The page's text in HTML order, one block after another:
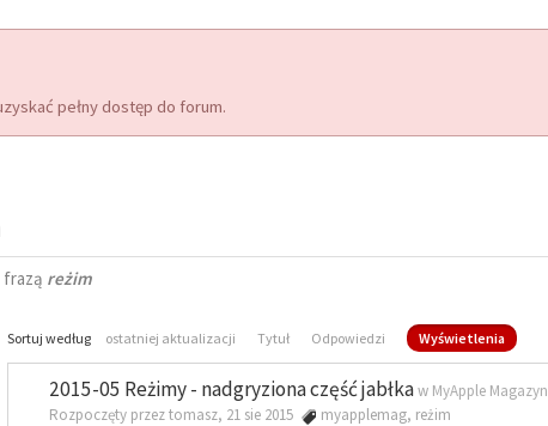
pełny dostęp do forum.
frazą reżim
Sortuj według ostatniej aktualizacji Tytuł Odpowiedzi Wyświetlenia
2015-05 Reżimy - nadgryziona część jabłkaw MyApple Magazyn
Rozpoczęty przez tomasz, 21 sie 2015
myapplemag, reżim